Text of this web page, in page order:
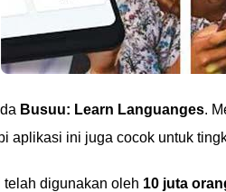
Busuu: Learn Languanges.
aplikasi ini juga cocok untuk
digunakan oleh 10 juta